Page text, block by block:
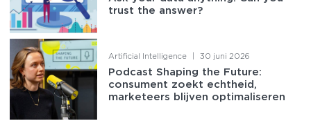
trust the answer?
Artificial Intelligence 30 juni 2026
Podcast Shaping the Future:
consument zoekt echtheid,
marketeers blijven optimaliseren